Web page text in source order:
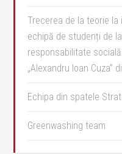
Trecerea de la teorie
echipă de studenți de
responsabilitate
„Alexandru Ioan Cuza”
Echipa din spatele
Greenwashing team